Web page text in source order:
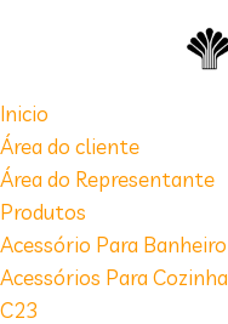
Inicio
Área do cliente
Área do Representante
Produtos
Acessório Para Banheiro
Acessórios Para Cozinha
C23